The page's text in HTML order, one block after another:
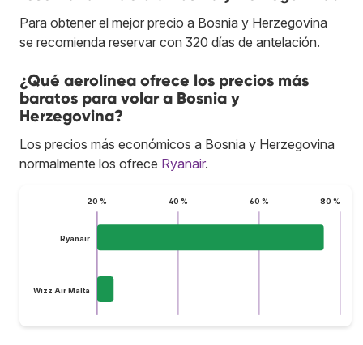
Para obtener el mejor precio a Bosnia y Herzegovina
se recomienda reservar con 320 días de antelación.
¿Qué aerolínea ofrece los precios más
baratos para volar a Bosnia y
Herzegovina?
Los precios más económicos a Bosnia y Herzegovina
normalmente los ofrece Ryanair.
20 % 40 % 60 % 80 %
Ryanair
Wizz Air Malta